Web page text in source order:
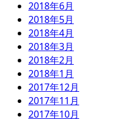
2018年6月
2018年5月
2018年4月
2018年3月
2018年2月
2018年1月
2017年12月
2017年11月
2017年10月